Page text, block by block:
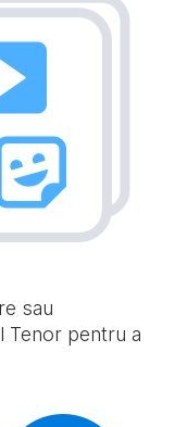
sau
Tenor pentru a